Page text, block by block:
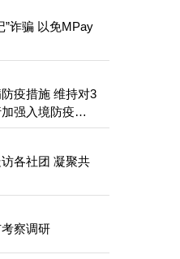
”诈骗 以免MPay
疫措施 维持对3
强入境防疫措
各社团 凝聚共
察调研